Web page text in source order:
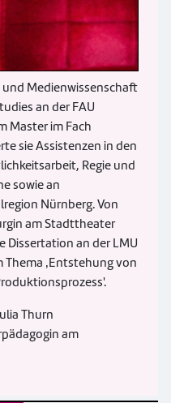
Medienwissenschaft
an der FAU
Master im Fach
sie Assistenzen in den
Regie und
sowie an
Nürnberg. Von
am Stadttheater
Dissertation an der LMU
Thema ‚Entstehung von
Thurn
am